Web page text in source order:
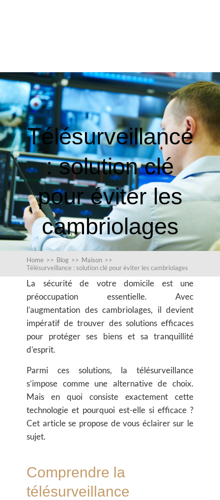
Télésurveillance
: solution clé
pour éviter les
cambriolages
Home >> Blog >> Maison >>
Télésurveillance : solution clé pour éviter les cambriolages
La sécurité de votre domicile est une
préoccupation essentielle. Avec
l’augmentation des cambriolages, il devient
impératif de trouver des solutions efficaces
pour protéger ses biens et sa tranquillité
d’esprit.
Parmi ces solutions, la télésurveillance
s’impose comme une alternative de choix.
Mais en quoi consiste exactement cette
technologie et pourquoi est-elle si efficace ?
Cet article se propose de vous éclairer sur le
sujet.
Comprendre la
télésurveillance